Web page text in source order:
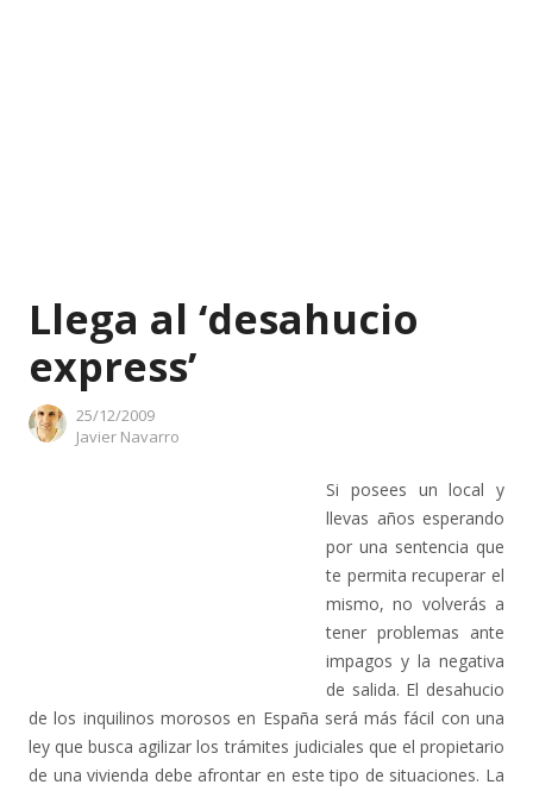
Llega al ‘desahucio
express’
25/12/2009
Author
Javier Navarro
Si posees un local y
llevas años esperando
por una sentencia que
te permita recuperar el
mismo, no volverás a
tener problemas ante
impagos y la negativa
de salida. El desahucio
de los inquilinos morosos en España será más fácil con una
ley que busca agilizar los trámites judiciales que el propietario
de una vivienda debe afrontar en este tipo de situaciones. La